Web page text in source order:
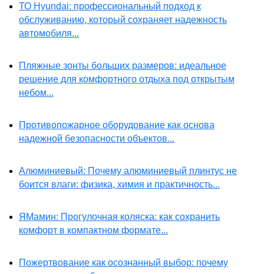
ТО Hyundai: профессиональный подход к
обслуживанию, который сохраняет надежность
автомобиля...
Пляжные зонты больших размеров: идеальное
решение для комфортного отдыха под открытым
небом...
Противопожарное оборудование как основа
надежной безопасности объектов...
Алюминиевый: Почему алюминиевый плинтус не
боится влаги: физика, химия и практичность...
ЯМамин: Прогулочная коляска: как сохранить
комфорт в компактном формате...
Пожертвование как осознанный выбор: почему